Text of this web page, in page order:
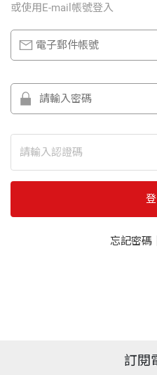
或使⽤E-mail帳號登入
忘記密碼｜
訂閱